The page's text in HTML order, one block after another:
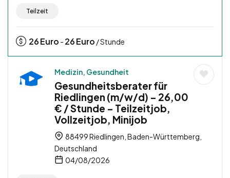
Teilzeit
26Euro - 26Euro / Stunde
Medizin, Gesundheit
Gesundheitsberater für
Riedlingen (m/w/d) – 26,00
€ / Stunde – Teilzeitjob,
Vollzeitjob, Minijob
88499 Riedlingen, Baden-Württemberg,
Deutschland
04/08/2026